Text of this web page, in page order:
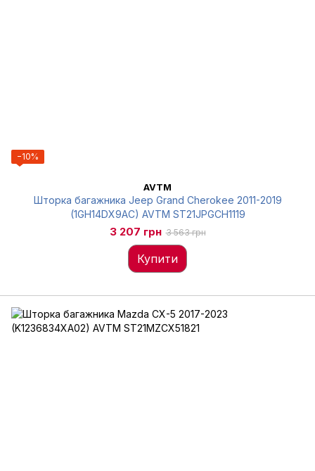
−10%
AVTM
Шторка багажника Jeep Grand Cherokee 2011-2019
(1GH14DX9AC) AVTM ST21JPGCH1119
3 207 грн 3 563 грн
Купити